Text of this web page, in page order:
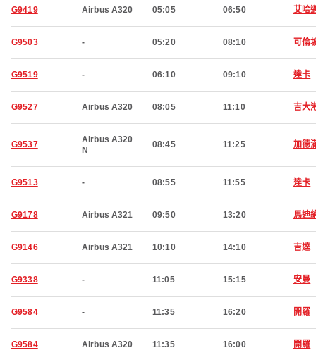
G9419 Airbus A320 05:05 06:50 艾哈
G9503 - 05:20 08:10 可倫
G9519 - 06:10 09:10 達卡
G9527 Airbus A320 08:05 11:10 吉大
G9537
Airbus A320
N
08:45 11:25 加德
G9513 - 08:55 11:55 達卡
G9178 Airbus A321 09:50 13:20 馬迪
G9146 Airbus A321 10:10 14:10 吉達
G9338 - 11:05 15:15 安曼
G9584 - 11:35 16:20 開羅
G9584 Airbus A320 11:35 16:00 開羅